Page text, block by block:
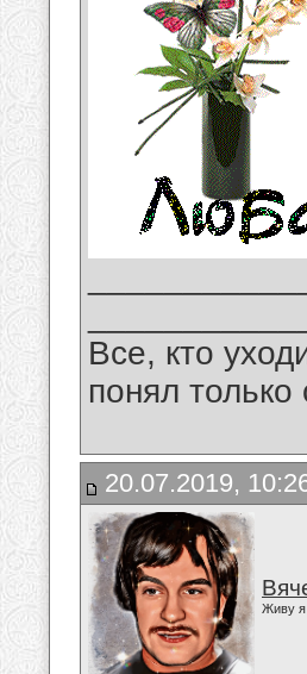
Все, кто
понял
20.07.2019,
Живу я